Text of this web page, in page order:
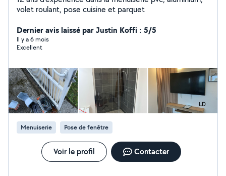
volet roulant, pose cuisine et parquet
Dernier avis laissé par Justin Koffi : 5/5
Il y a 6 mois
Excellent
Menuiserie Pose de fenêtre
Voir le profil Contacter